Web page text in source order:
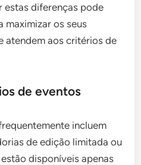
estas diferenças pode
maximizar os seus
atendem aos critérios de
de eventos
incluem
de edição limitada ou
disponíveis apenas